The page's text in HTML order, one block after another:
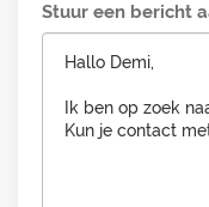
Stuur een bericht